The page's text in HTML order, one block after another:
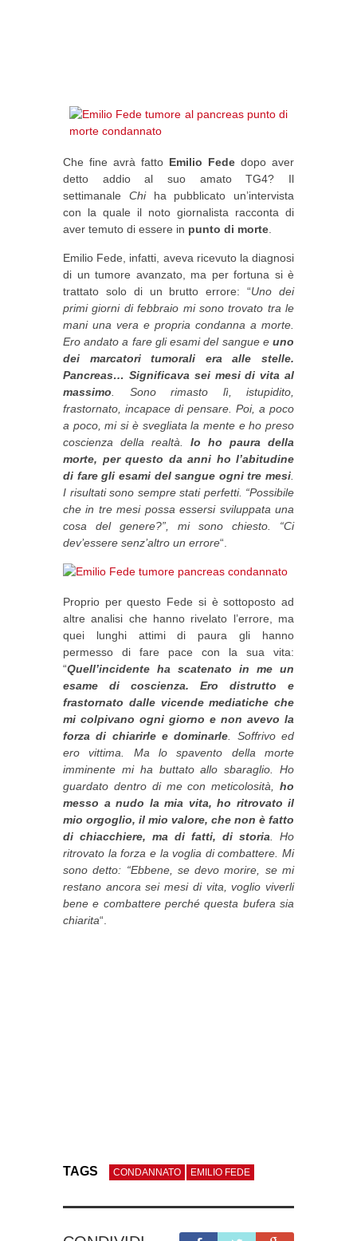
Che fine avrà fatto Emilio Fede dopo aver
detto addio al suo amato TG4? Il
settimanale Chi ha pubblicato un’intervista
con la quale il noto giornalista racconta di
aver temuto di essere in punto di morte
Emilio Fede, infatti, aveva ricevuto la diagnosi
di un tumore avanzato, ma per fortuna si è
trattato solo di un brutto errore: “Uno dei
primi giorni di febbraio mi sono trovato tra le
mani una vera e propria condanna a morte.
Ero andato a fare gli esami del sangue e uno
dei marcatori tumorali era alle stelle.
Pancreas… Significava sei mesi di vita al
massimo . Sono rimasto lì, istupidito,
frastornato, incapace di pensare. Poi, a poco
a poco, mi si è svegliata la mente e ho preso
coscienza della realtà.
Io ho paura della
morte, per questo da anni ho l’abitudine
di fare gli esami del sangue ogni tre mesi
I risultati sono sempre stati perfetti. “Possibile
che in tre mesi possa essersi sviluppata una
cosa del genere?”, mi sono chiesto. “Ci
dev’essere senz’altro un errore“.
Proprio per questo Fede si è sottoposto ad
altre analisi che hanno rivelato l’errore, ma
quei lunghi attimi di paura gli hanno
permesso di fare pace con la sua vita:
“Quell’incidente ha scatenato in me un
esame di coscienza. Ero distrutto e
frastornato dalle vicende mediatiche che
mi colpivano ogni giorno e non avevo la
forza di chiarirle e dominarle . Soffrivo ed
ero vittima. Ma lo spavento della morte
imminente mi ha buttato allo sbaraglio. Ho
guardato dentro di me con meticolosità, ho
messo a nudo la mia vita, ho ritrovato il
mio orgoglio, il mio valore, che non è fatto
di chiacchiere, ma di fatti, di storia . Ho
ritrovato la forza e la voglia di combattere. Mi
sono detto: “Ebbene, se devo morire, se mi
restano ancora sei mesi di vita, voglio viverli
bene e combattere perché questa bufera sia
chiarita“.
TAGS CONDANNATO EMILIO FEDE